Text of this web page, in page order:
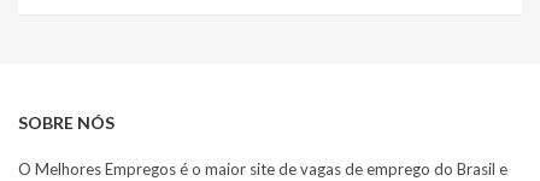
SOBRE NÓS
O Melhores Empregos é o maior site de vagas de emprego do Brasil e